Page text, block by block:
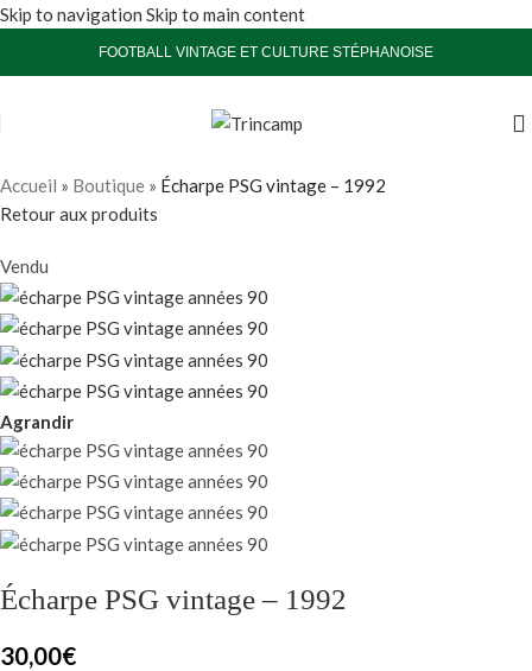
Skip to navigation Skip to main content
FOOTBALL VINTAGE ET CULTURE STÉPHANOISE
Accueil » Boutique » Écharpe PSG vintage – 1992
Retour aux produits
Vendu
Agrandir
Écharpe PSG vintage – 1992
30,00€